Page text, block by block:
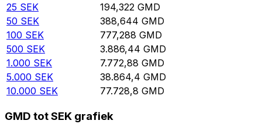
25 SEK 194,322 GMD
50 SEK 388,644 GMD
100 SEK 777,288 GMD
500 SEK 3.886,44 GMD
1.000 SEK 7.772,88 GMD
5.000 SEK 38.864,4 GMD
10.000 SEK 77.728,8 GMD
GMD tot SEK grafiek